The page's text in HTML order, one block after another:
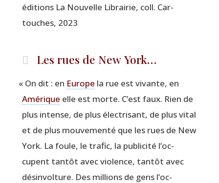
édi­tions La Nou­velle Librai­rie, coll. Car­
touches, 2023
Les rues de New York…
« On dit : en Europe la rue est vivante, en
Amé­rique elle est morte. C’est faux. Rien de
plus intense, de plus élec­tri­sant, de plus vital
et de plus mou­ve­men­té que les rues de New
York. La foule, le tra­fic, la publi­ci­té l’oc­
cupent tan­tôt avec vio­lence, tan­tôt avec
désin­vol­ture. Des mil­lions de gens l’oc­